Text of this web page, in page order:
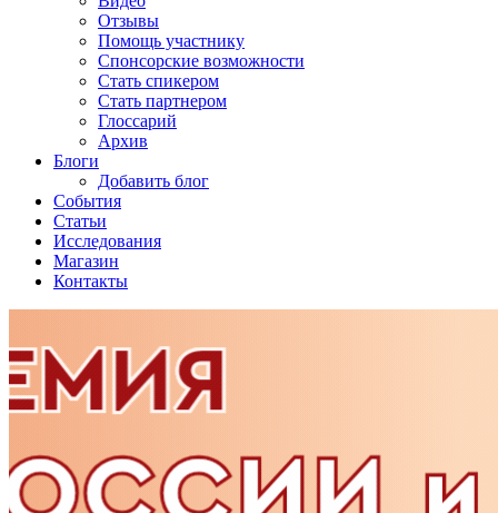
Отзывы
Помощь участнику
Спонсорские возможности
Стать спикером
Стать партнером
Глоссарий
Архив
Блоги
Добавить блог
События
Статьи
Исследования
Магазин
Контакты